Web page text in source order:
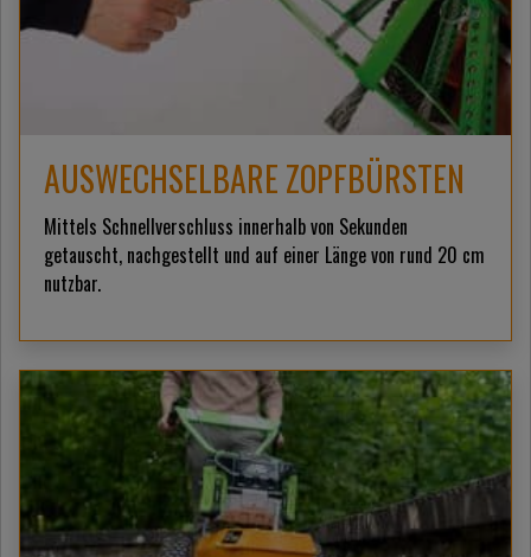
AUSWECHSELBARE ZOPFBÜRSTEN
Mittels Schnellverschluss innerhalb von Sekunden
getauscht, nachgestellt und auf einer Länge von rund 20 cm
nutzbar.